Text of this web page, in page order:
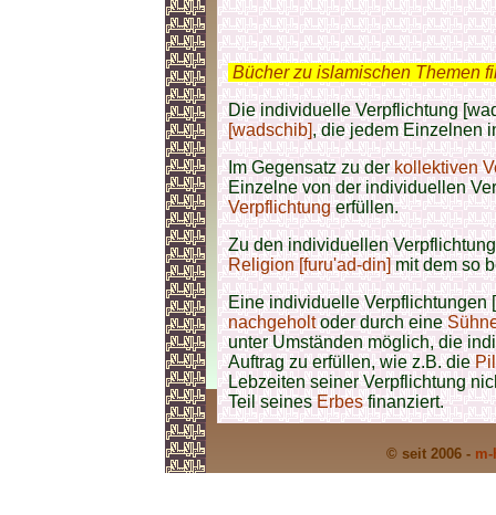
Bücher zu islamischen Themen
Die individuelle Verpflichtung
[wadschib], die jedem Einzelnen
Im Gegensatz zu derkollektiven
Einzelne von derindividuellen
Verpflichtungerfüllen.
Zu den individuellen
Religion [furu'ad-din]mit dem so
Eine individuelle Verpflichtungen
nachgeholtoder durch eine
unter Umständen möglich, die
Auftrag zu erfüllen, wie z.B. die
Lebzeiten seiner Verpflichtung
Teil seinesErbesfinanziert.
© seit 2006 -